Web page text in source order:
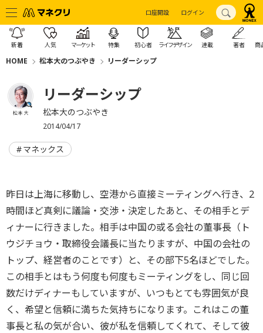
口座開設 ログイン
新着 人気 マーケット 特集 初心者 ライフデザイン 連載 著者 商
HOME 松本大のつぶやき リーダーシップ
松本 大
リーダーシップ
松本大のつぶやき
2014/04/17
マネックス
昨日は上海に移動し、空港から直接ミーティングへ行き、2
時間ほど真剣に議論・交渉・決定したあと、その相手とデ
ィナーに行きました。相手は中国の或る会社の董事長（ト
ウジチョウ・取締役会議長に当たりますが、中国の会社の
トップ、経営者のことです）と、その部下5名ほどでした。
この相手とはもう何度も何度もミーティングをし、同じ回
数だけディナーもしていますが、いつもとても雰囲気が良
く、希望と信頼に満ちた気持ちになります。これはこの董
事長と私の気が合い、彼が私を信頼してくれて、そして彼